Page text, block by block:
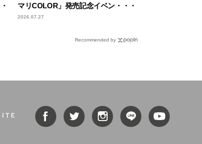
マリCOLOR」発売記念イベン・・・
2026.07.27
Recommended by